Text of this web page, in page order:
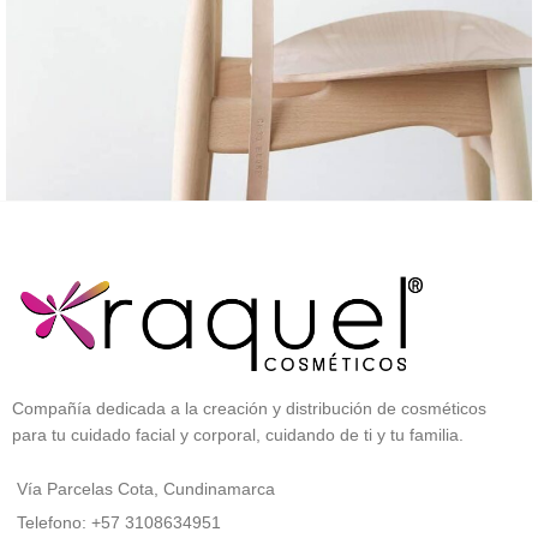
Compañía dedicada a la creación y distribución de cosméticos
para tu cuidado facial y corporal, cuidando de ti y tu familia.
Vía Parcelas Cota, Cundinamarca
Telefono: +57 3108634951